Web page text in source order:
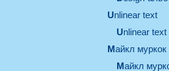
unlinear text
Unlinear text
майкл муркок
майкл